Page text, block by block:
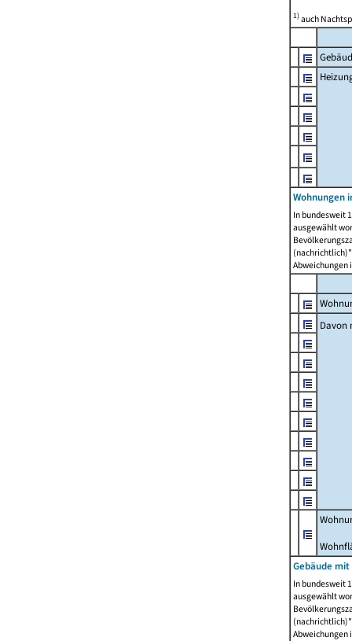
1)auch
Wohnungen
In bundesweit
ausgewählt
Abweichungen
Davon
Gebäude
In bundesweit
ausgewählt
Abweichungen